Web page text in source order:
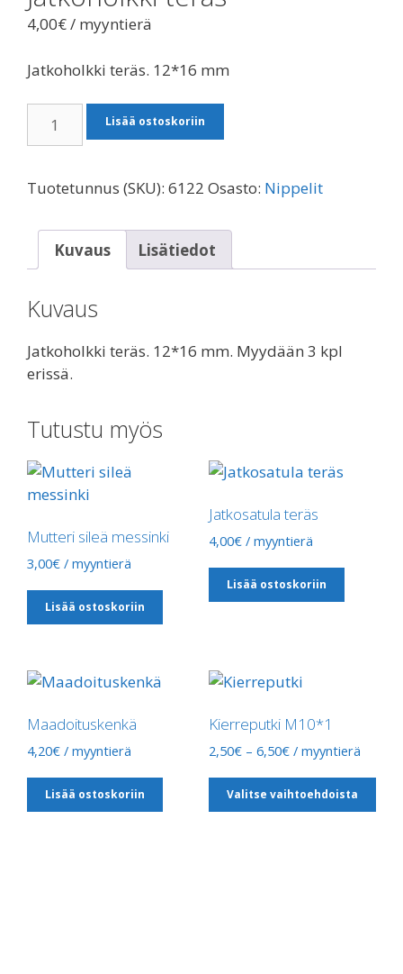
4,00€/ myyntierä
Jatkoholkki teräs. 12*16 mm
teräs
Lisää ostoskoriin
Tuotetunnus (SKU): 6122 Osasto: Nippelit
Kuvaus Lisätiedot
Kuvaus
Jatkoholkki teräs. 12*16 mm. Myydään 3 kpl
erissä.
Tutustu myös
Mutteri sileä messinki
3,00€ / myyntierä
Lisää ostoskoriin
Jatkosatula teräs
4,00€ / myyntierä
Lisää ostoskoriin
Maadoituskenkä
4,20€ / myyntierä
Lisää ostoskoriin
Kierreputki M10*1
2,50€ – 6,50€Hintaluokka:
-
/ myyntierä
Valitse vaihtoehdoista